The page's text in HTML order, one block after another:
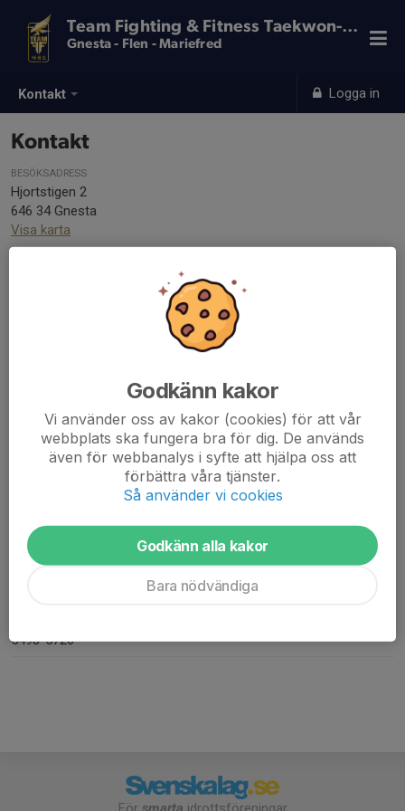
Kontakt Logga in
Team Fighting & Fitness Taekwon-Do
Gnesta - Flen - Mariefred
Kontakt
BESÖKSADRESS
Hjortstigen 2
646 34 Gnesta
Visa karta
Team Fighting & Fitness Taekwon-Do
C/O: Malin Hannu
Marielundsgatan 11B
ekonomi@fighting-fitness.se
ORG. NUMMER
5498-5726
Godkänn kakor
Vi använder oss av kakor (cookies) för att vår
webbplats ska fungera bra för dig. De används
även för webbanalys i syfte att hjälpa oss att
förbättra våra tjänster.
Så använder vi cookies
Godkänn alla kakor
Bara nödvändiga